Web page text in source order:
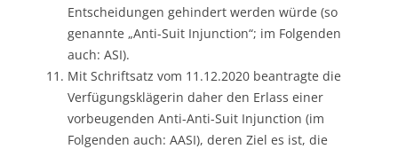
Entscheidungen gehindert werden würde (so
genannte „Anti-Suit Injunction“; im Folgenden
auch: ASI).
Mit Schriftsatz vom 11.12.2020 beantragte die
Verfügungsklägerin daher den Erlass einer
vorbeugenden Anti-Anti-Suit Injunction (im
Folgenden auch: AASI), deren Ziel es ist, die